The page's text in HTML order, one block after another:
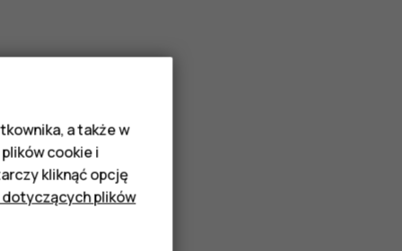
a także w
cookie i
kliknąć opcję
plików